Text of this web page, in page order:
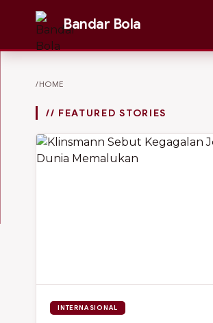
Bandar Bola
/HOME
// FEATURED STORIES
INTERNASIONAL